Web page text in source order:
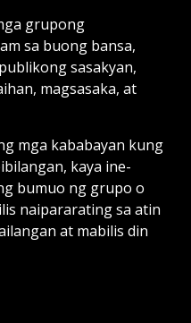
grupong
sa buong bansa,
sasakyan,
magsasaka, at
mga kababayan kung
kaya ine-
bumuo ng grupo o
naipararating sa atin
at mabilis din